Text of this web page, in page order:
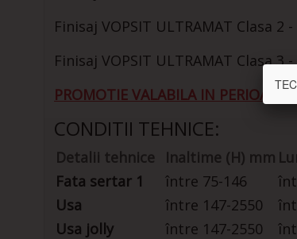
Finisaj VOPSIT ULTRAMAT Clasa 2
Finisaj VOPSIT ULTRAMAT Clasa 3
PROMOTIE VALABILA IN
CONDITII TEHNICE:
Detalii tehnice Inaltime (H) mm
Fata sertar 1
între 75-146
Usa
între 147-2550
Usa jolly
între 147-2550